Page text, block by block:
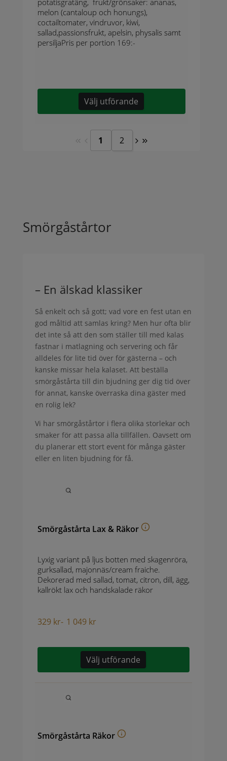
potatisgratäng, frukt/grönsaker: ananas,
melon (cantaloup och honungs),
coctailtomater, vindruvor, kiwi,
sallad,passionsfrukt, apelsin, physalis samt
persiljaPris per portion 169:-
Välj utförande
1 2
Smörgåstårtor
– En älskad klassiker
Så enkelt och så gott; vad vore en fest utan en
god måltid att samlas kring? Men hur ofta blir
det inte så att den som ställer till med kalas
fastnar i matlagning och servering och får
alldeles för lite tid över för gästerna – och
kanske missar hela kalaset. Att beställa
smörgåstårta till din bjudning ger dig tid över
för annat, kanske överraska dina gäster med
en rolig lek?
Vi har smörgåstårtor i flera olika storlekar och
smaker för att passa alla tillfällen. Oavsett om
du planerar ett stort event för många gäster
eller en liten bjudning för få.
Smörgåstårta Lax & Räkor
Lyxig variant på ljus botten med skagenröra,
gurksallad, majonnäs/cream fraiche.
Dekorerad med sallad, tomat, citron, dill, ägg,
kallrökt lax och handskalade räkor
329 kr- 1 049 kr
Välj utförande
Smörgåstårta Räkor